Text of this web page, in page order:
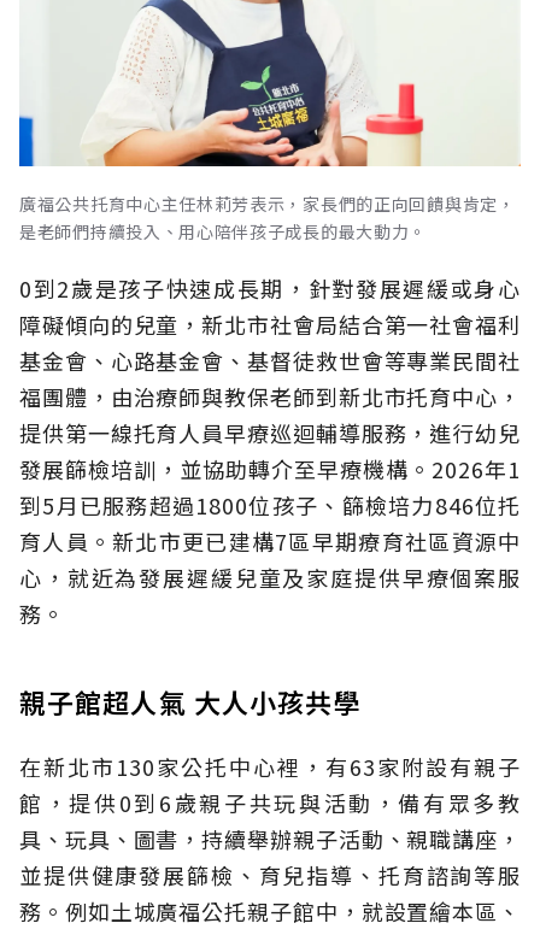
廣福公共托育中心主任林莉芳表示，家長們的正向回饋與肯定，
是老師們持續投入、用心陪伴孩子成長的最大動力。
0到2歲是孩子快速成長期，針對發展遲緩或身心
障礙傾向的兒童，新北市社會局結合第一社會福利
基金會、心路基金會、基督徒救世會等專業民間社
福團體，由治療師與教保老師到新北市托育中心，
提供第一線托育人員早療巡迴輔導服務，進行幼兒
發展篩檢培訓，並協助轉介至早療機構。2026年1
到5月已服務超過1800位孩子、篩檢培力846位托
育人員。新北市更已建構7區早期療育社區資源中
心，就近為發展遲緩兒童及家庭提供早療個案服
務。
親子館超人氣 大人小孩共學
在新北市130家公托中心裡，有63家附設有親子
館，提供0到6歲親子共玩與活動，備有眾多教
具、玩具、圖書，持續舉辦親子活動、親職講座，
並提供健康發展篩檢、育兒指導、托育諮詢等服
務。例如土城廣福公托親子館中，就設置繪本區、